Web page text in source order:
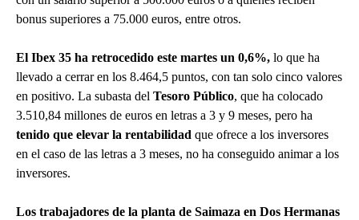
bonus superiores a 75.000 euros, entre otros.
El Ibex 35 ha retrocedido este martes un 0,6%, lo que ha
llevado a cerrar en los 8.464,5 puntos, con tan solo cinco valores
en positivo. La subasta del Tesoro Público, que ha colocado
3.510,84 millones de euros en letras a 3 y 9 meses, pero ha
tenido que elevar la rentabilidad que ofrece a los inversores
en el caso de las letras a 3 meses, no ha conseguido animar a los
inversores.
Los trabajadores de la planta de Saimaza en Dos Hermanas